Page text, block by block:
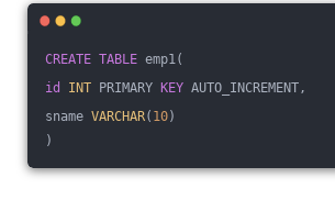
CREATE TABLE emp1(
id
INT PRIMARY KEY AUTO_INCREMENT,
sname VARCHAR( 10)
)